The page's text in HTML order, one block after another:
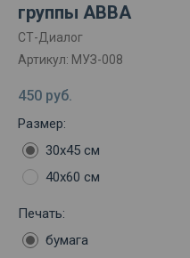
группы ABBA
СТ-Диалог
Артикул: МУЗ-008
450 руб.
Размер:
30х45 см
40х60 см
Печать:
бумага